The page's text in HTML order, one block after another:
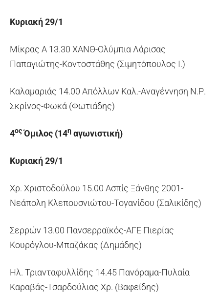
Κυριακή 29/1
Μίκρας Α 13.30 ΧΑΝΘ-Ολύμπια Λάρισας
Παπαγιώτης-Κοντοστάθης (Σιμητόπουλος Ι.)
Καλαμαριάς 14.00 Απόλλων Καλ.-Αναγέννηση Ν.Ρ.
Σκρίνος-Φωκά (Φωτιάδης)
4οςΌμιλος (14η αγωνιστική)
Κυριακή 29/1
Χρ. Χριστοδούλου 15.00 Ασπίς Ξάνθης 2001-
Νεάπολη Κλεπουσνιώτου-Τογανίδου (Σαλικίδης)
Σερρών 13.00 Πανσερραϊκός-ΑΓΕ Πιερίας
Κουρόγλου-Μπαζάκας (Δημάδης)
Ηλ. Τριανταφυλλίδης 14.45 Πανόραμα-Πυλαία
Καραβάς-Τσαρδούλιας Χρ. (Βαφείδης)